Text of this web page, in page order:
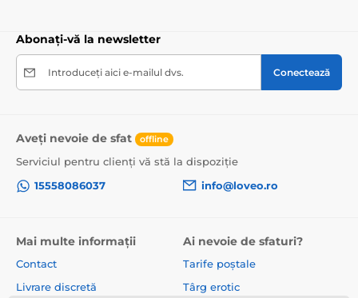
Abonați-vă la newsletter
Introduceți aici e-mailul dvs. Conectează
Aveți nevoie de sfat offline
Serviciul pentru clienți vă stă la dispoziție
15558086037
info@loveo.ro
Mai multe informații
Contact
Livrare discretă
Ai nevoie de sfaturi?
Tarife poștale
Târg erotic